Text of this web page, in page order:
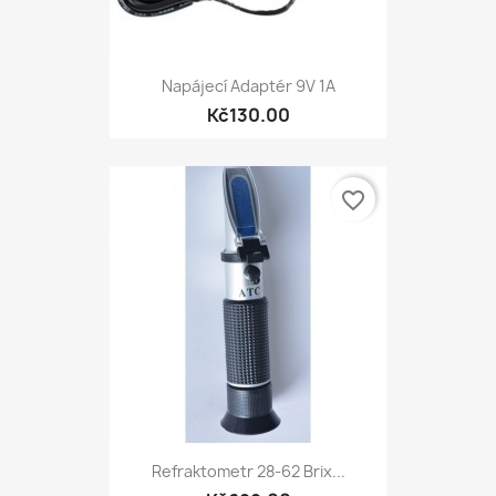
Napájecí Adaptér 9V 1A
Kč130.00
Refraktometr 28-62 Brix...
favorite_border